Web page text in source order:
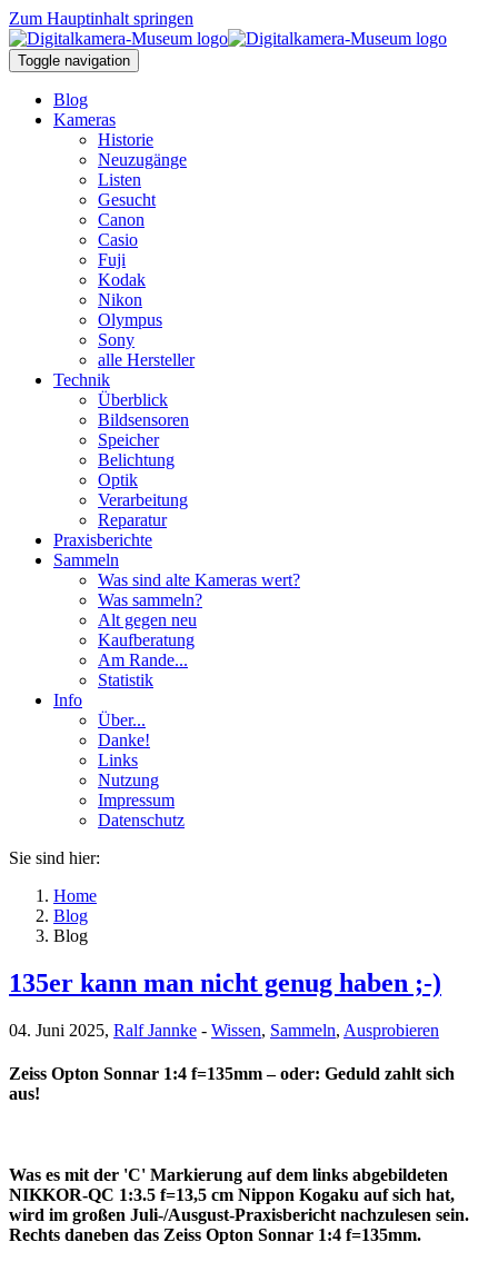
Zum Hauptinhalt springen
Toggle navigation
Blog
Kameras
Historie
Neuzugänge
Listen
Gesucht
Canon
Casio
Fuji
Kodak
Nikon
Olympus
Sony
alle Hersteller
Technik
Überblick
Bildsensoren
Speicher
Belichtung
Optik
Verarbeitung
Reparatur
Praxisberichte
Sammeln
Was sind alte Kameras wert?
Was sammeln?
Alt gegen neu
Kaufberatung
Am Rande...
Statistik
Info
Über...
Danke!
Links
Nutzung
Impressum
Datenschutz
Sie sind hier:
Home
Blog
Blog
135er kann man nicht genug haben ;-)
04. Juni 2025, Ralf Jannke - Wissen, Sammeln, Ausprobieren
Zeiss Opton Sonnar 1:4 f=135mm – oder: Geduld zahlt sich
aus!
Was es mit der 'C' Markierung auf dem links abgebildeten
NIKKOR-QC 1:3.5 f=13,5 cm Nippon Kogaku auf sich hat,
wird im großen Juli-/Ausgust-Praxisbericht nachzulesen sein.
Rechts daneben das Zeiss Opton Sonnar 1:4 f=135mm.